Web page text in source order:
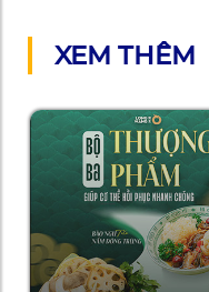
XEM THÊM